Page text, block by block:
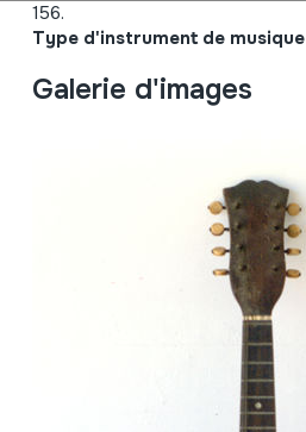
156.
Type d'instrument de musique
Galerie d'images